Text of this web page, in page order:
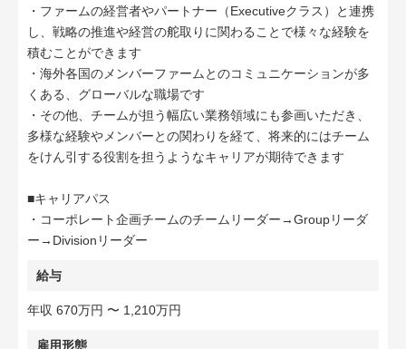
・ファームの経営者やパートナー（Executiveクラス）と連携
し、戦略の推進や経営の舵取りに関わることで様々な経験を
積むことができます
・海外各国のメンバーファームとのコミュニケーションが多
くある、グローバルな職場です
・その他、チームが担う幅広い業務領域にも参画いただき、
多様な経験やメンバーとの関わりを経て、将来的にはチーム
をけん引する役割を担うようなキャリアが期待できます
■キャリアパス
・コーポレート企画チームのチームリーダー→Groupリーダ
ー→Divisionリーダー
給与
年収 670万円 〜 1,210万円
雇用形態